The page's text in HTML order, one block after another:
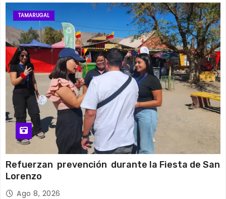
TAMARUGAL
Refuerzan prevención durante la Fiesta de San
Lorenzo
Ago 8, 2026